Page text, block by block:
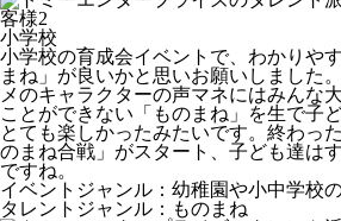
小学校
小学校の育成会イベントで、わかりや
まね」が良いかと思いお願いしました
メのキャラクターの声マネにはみんな
ことができない「ものまね」を生で子
とても楽しかったみたいです。終わっ
のまね合戦」がスタート、子ども達は
ですね。
イベントジャンル：幼稚園や小中学校
タレントジャンル：ものまね